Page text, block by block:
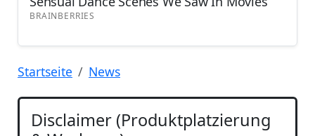
Startseite News
Disclaimer (Produktplatzierung